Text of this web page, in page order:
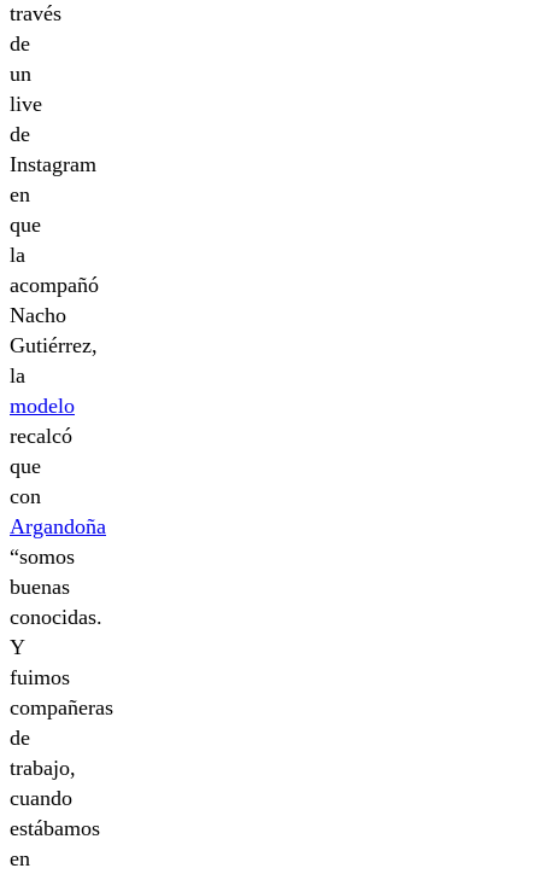
través
de
un
live
de
Instagram
en
que
la
acompañó
Nacho
Gutiérrez,
la
modelo
recalcó
que
con
Argandoña
“somos
buenas
conocidas.
Y
fuimos
compañeras
de
trabajo,
cuando
estábamos
en